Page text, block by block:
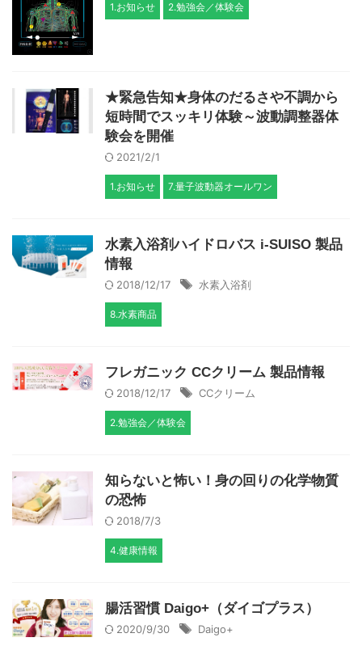
1.お知らせ 2.勉強会／体験会
★緊急告知★身体のだるさや不調から
短時間でスッキリ体験～波動調整器体
験会を開催
2021/2/1
1.お知らせ 7.量子波動器オールワン
水素入浴剤ハイドロバス i-SUISO 製品
情報
2018/12/17 水素入浴剤
8.水素商品
フレガニック CCクリーム 製品情報
2018/12/17 CCクリーム
2.勉強会／体験会
知らないと怖い！身の回りの化学物質
の恐怖
2018/7/3
4.健康情報
腸活習慣 Daigo+（ダイゴプラス）
2020/9/30 Daigo+